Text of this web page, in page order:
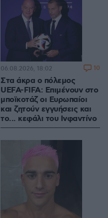
Στα άκρα ο πόλεμος
UEFA-FIFA: Επιμένουν στο
μποϊκοτάζ οι Ευρωπαίοι
και ζητούν εγγυήσεις και
το... κεφάλι του Ινφαντίνο
06.08.2026, 18:02 10